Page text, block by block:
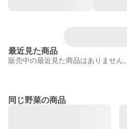
最近見た商品
販売中の最近見た商品はありません。
同じ野菜の商品